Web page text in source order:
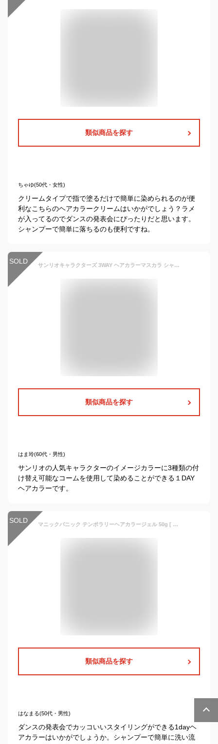
類似商品を探す
ちゃゆ(50代・女性)
クリームタイプで指で塗るだけで簡単に染められるのが便
利なこちらのヘアカラークリームはいかがでしょう？ラメ
が入ってるのでダンスの発表会にぴったりだと思います。
シャンプーで簡単に落ちるのも便利ですね。
SOLD サンリオキャラクターズ 3WAY ヘアカラーマスカラ シャンプーでおちる [ ワンデイ 1日だけ 髪色チェンジ インナーカラー ポーチインサイズ イベント 文化祭 学園祭 コスプレ ハロウィン ライブ 推しカラー 推し活 部分髪染め 小学生 中学生 高校生 子供 キッズ ] sps
類似商品を探す
はま玲(60代・男性)
サンリオの人気キャラクターのイメージカラーに3種類の付
け替え可能なコームを使用して染めることができる１DAY
ヘアカラーです。
SOLD マニックパニック テンポラリーヘアカラージェル 50g [ マニパニ お手軽 ワンデイ カラー アレンジ シャンプーで落とせる ヘアカラー コスプレ ハロウィン ビジュアル系 カラートリートメント 人気 おすすめ ] MANIC PANIC
類似商品を探す
はなまる(50代・男性)
ダンスの発表会でカッコいいスタイリングができる1dayヘ
アカラーはいかがでしょうか。シャンプーで簡単に洗い流